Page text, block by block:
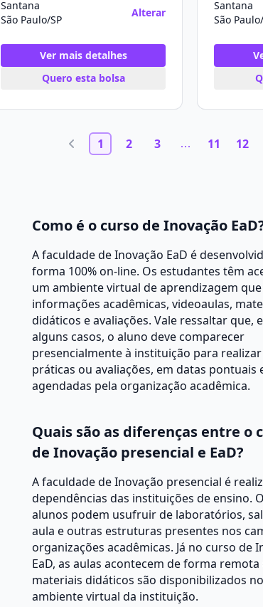
Santana
São Paulo/SP
Alterar
Ver mais detalhes
Quero esta bolsa
Santana
São
1 2 3 11 12
Como é o curso de Inovação
A faculdade de Inovação EaD é
forma 100% on-line. Os estudantes têm
um ambiente virtual de aprendizagem
informações acadêmicas, videoaulas,
didáticos e avaliações. Vale ressaltar que,
alguns casos, o aluno deve comparecer
presencialmente à instituição para
práticas ou avaliações, em datas pontuais
agendadas pela organização acadêmica.
Quais são as diferenças entre o
de Inovação presencial e EaD?
A faculdade de Inovação presencial é
dependências das instituições de ensino.
alunos podem usufruir de laboratórios,
aula e outras estruturas presentes nos
organizações acadêmicas. Já no curso de
EaD, as aulas acontecem de forma remota
materiais didáticos são disponibilizados no
ambiente virtual da instituição.